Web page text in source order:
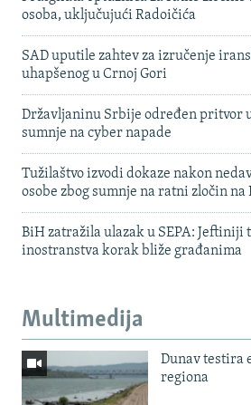
osoba, uključujući Radoičića
SAD uputile zahtev za izručenje
uhapšenog u Crnoj Gori
Državljaninu Srbije određen pritvor
sumnje na cyber napade
Tužilaštvo izvodi dokaze nakon
osobe zbog sumnje na ratni zločin na
BiH zatražila ulazak u SEPA: Jeftiniji
inostranstva korak bliže građanima
Multimedija
Dunav testira
regiona